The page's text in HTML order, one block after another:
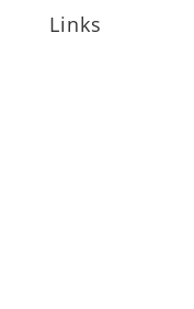
Links